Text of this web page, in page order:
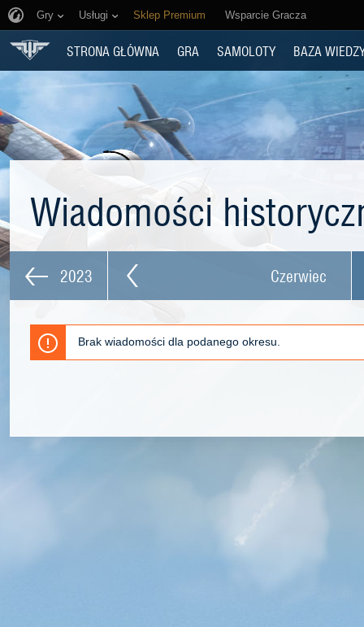
Gry Usługi Sklep Premium Wsparcie Gracza
STRONA GŁÓWNA GRA SAMOLOTY BAZA
Wiadomości
2023 Czerwiec
Brak wiadomości dla podanego okresu.